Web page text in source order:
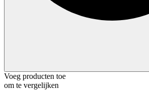
Voeg producten toe
om te vergelijken